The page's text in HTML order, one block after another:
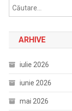
ARHIVE
iulie 2026
iunie 2026
mai 2026